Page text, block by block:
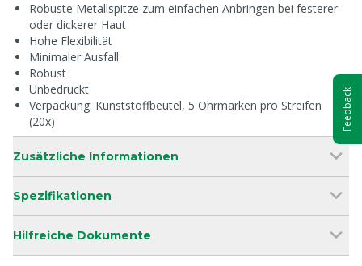
Robuste Metallspitze zum einfachen Anbringen bei festerer
oder dickerer Haut
Hohe Flexibilität
Minimaler Ausfall
Robust
Unbedruckt
Verpackung: Kunststoffbeutel, 5 Ohrmarken pro Streifen
(20x)
Zusätzliche Informationen
Spezifikationen
Hilfreiche Dokumente
Feedback